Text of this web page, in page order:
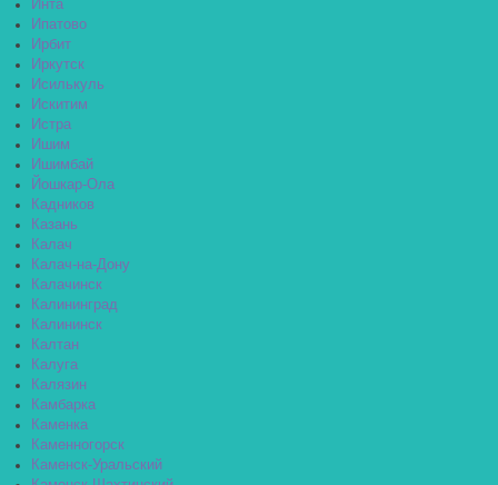
Инта
Ипатово
Ирбит
Иркутск
Исилькуль
Искитим
Истра
Ишим
Ишимбай
Йошкар-Ола
Кадников
Казань
Калач
Калач-на-Дону
Калачинск
Калининград
Калининск
Калтан
Калуга
Калязин
Камбарка
Каменка
Каменногорск
Каменск-Уральский